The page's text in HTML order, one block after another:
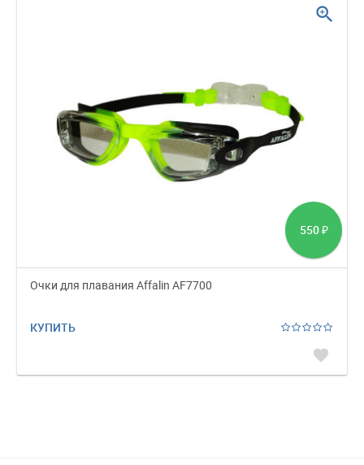
550 ₽
Очки для плавания Affalin AF7700
КУПИТЬ
favorite
zoom_in